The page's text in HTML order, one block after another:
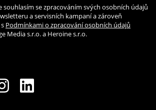
souhlasím se zpracováním svých osobních údajů
a servisních kampaní a zároveň
Podmínkami o zpracování osobních údajů
Media s.r.o. a Heroine s.r.o.